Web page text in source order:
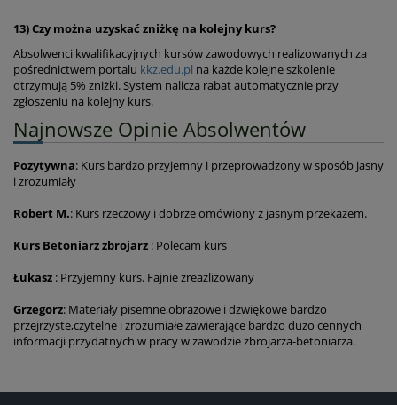
13) Czy można uzyskać zniżkę na kolejny kurs?
Absolwenci kwalifikacyjnych kursów zawodowych realizowanych za
pośrednictwem portalu kkz.edu.pl na każde kolejne szkolenie
otrzymują 5% zniżki. System nalicza rabat automatycznie przy
zgłoszeniu na kolejny kurs.
Najnowsze Opinie Absolwentów
Pozytywna: Kurs bardzo przyjemny i przeprowadzony w sposób jasny
i zrozumiały
Robert M.: Kurs rzeczowy i dobrze omówiony z jasnym przekazem.
Kurs Betoniarz zbrojarz : Polecam kurs
Łukasz : Przyjemny kurs. Fajnie zreazlizowany
Grzegorz: Materiały pisemne,obrazowe i dzwiękowe bardzo
przejrzyste,czytelne i zrozumiałe zawierające bardzo dużo cennych
informacji przydatnych w pracy w zawodzie zbrojarza-betoniarza.